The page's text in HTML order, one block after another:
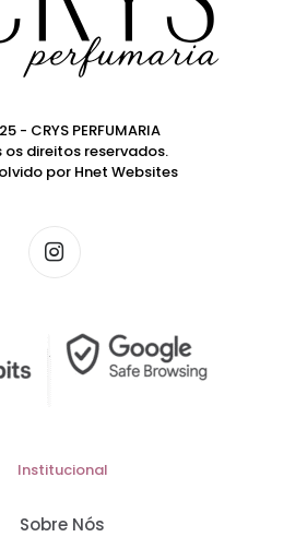
- CRYS PERFUMARIA
os direitos reservados.
por Hnet Websites
Institucional
Sobre Nós